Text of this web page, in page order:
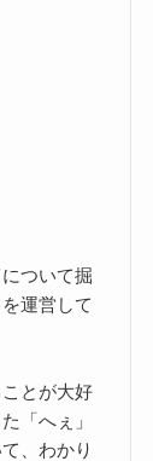
ついて掘
運営して
とが大好
「へぇ」
、わかり